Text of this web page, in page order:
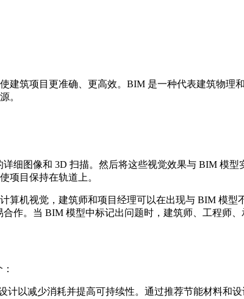
建筑项目更准确、更高效。BIM 是一种代表建筑物理
。
细图像和 3D 扫描。然后将这些视觉效果与 BIM 模
项目保持在轨道上。
算机视觉，建筑师和项目经理可以在出现与 BIM 模
作。当 BIM 模型中标记出问题时，建筑师、工程师
计以减少消耗并提高可持续性。通过推荐节能材料和